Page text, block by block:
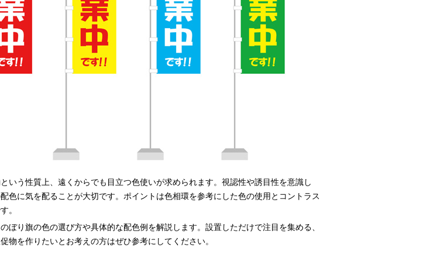
いう性質上、遠くからでも目立つ色使いが求められます。視認性や誘目性を意識し
色に気を配ることが大切です。ポイントは色相環を参考にした色の使用とコントラス
。
ぼり旗の色の選び方や具体的な配色例を解説します。設置しただけで注目を集める、
物を作りたいとお考えの方はぜひ参考にしてください。